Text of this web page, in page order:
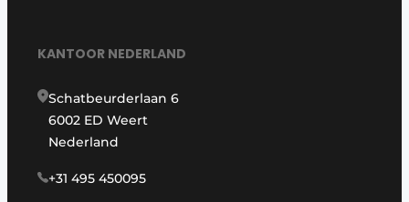
KANTOOR NEDERLAND
Schatbeurderlaan 6
6002 ED Weert
Nederland
+31 495 450095